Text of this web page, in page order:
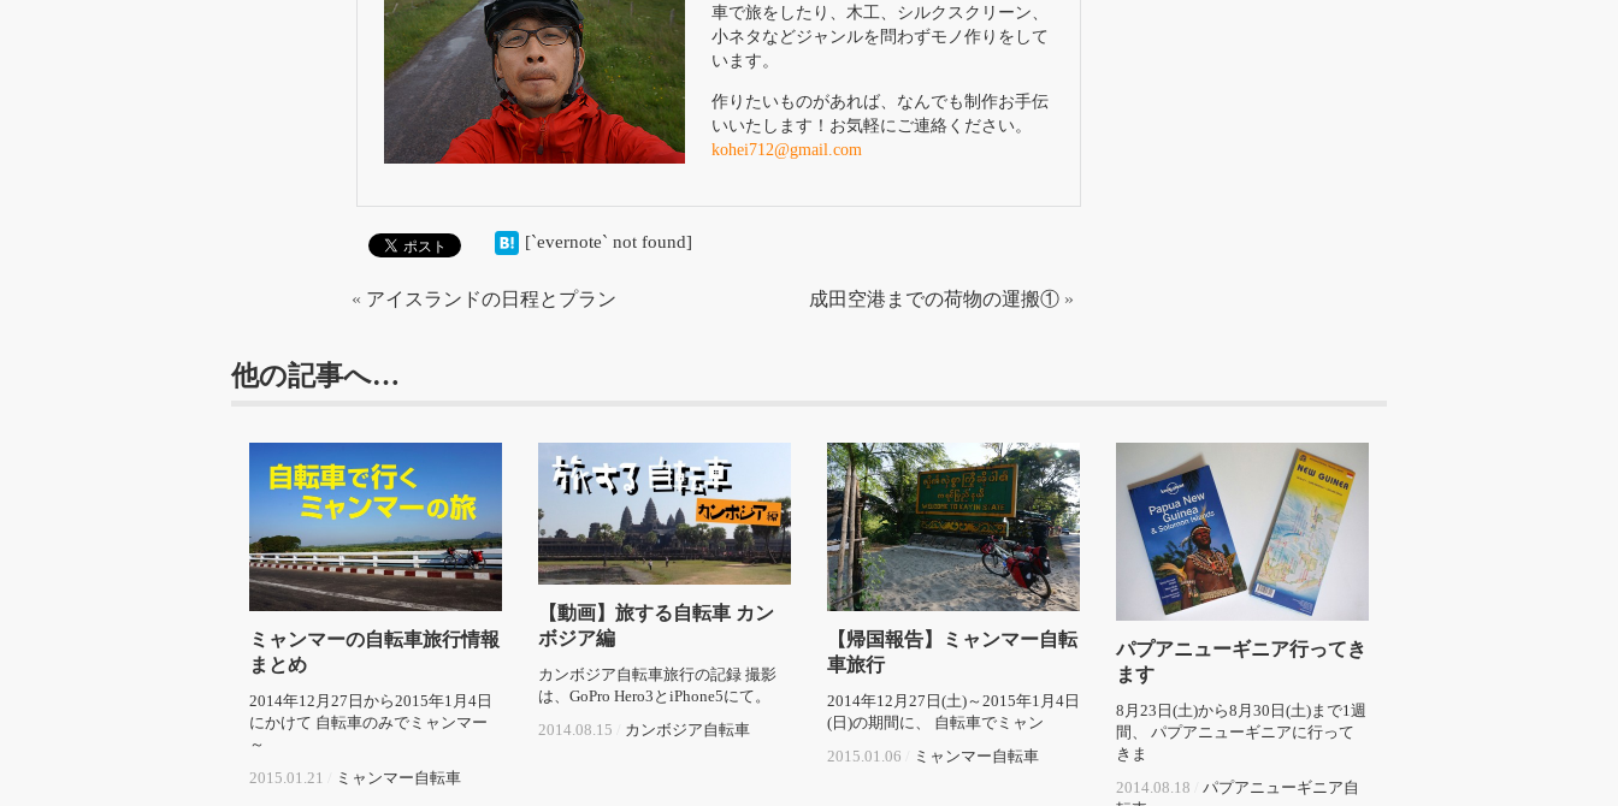
車で旅をしたり、木工、シルクスクリーン、
小ネタなどジャンルを問わずモノ作りをして
います。
作りたいものがあれば、なんでも制作お手伝
いいたします！お気軽にご連絡ください。
kohei712@gmail.com
[`evernote` not found]
« アイスランドの日程とプラン 成田空港までの荷物の運搬① »
他の記事へ…
ミャンマーの自転車旅行情報
まとめ
2014年12月27日から2015年1月4日
にかけて 自転車のみでミャンマー
～
2015.01.21
ミャンマー自転車
【動画】旅する自転車 カン
ボジア編
カンボジア自転車旅行の記録 撮影
は、GoPro Hero3とiPhone5にて。
2014.08.15
カンボジア自転車
【帰国報告】ミャンマー自転
車旅行
2014年12月27日(土)～2015年1月4日
(日)の期間に、 自転車でミャン
2015.01.06
ミャンマー自転車
パプアニューギニア行ってき
ます
8月23日(土)から8月30日(土)まで1週
間、 パプアニューギニアに行って
きま
2014.08.18
パプアニューギニア自